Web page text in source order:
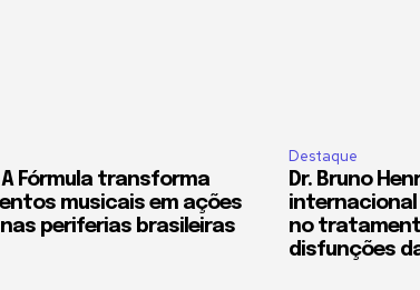
Fórmula transforma
musicais em ações
periferias brasileiras
Destaque
Dr. Bruno
internacional
no
disfunções